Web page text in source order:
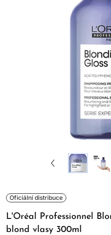
Oficiální distribuce
L'Oréal Professionnel
blond vlasy 300ml